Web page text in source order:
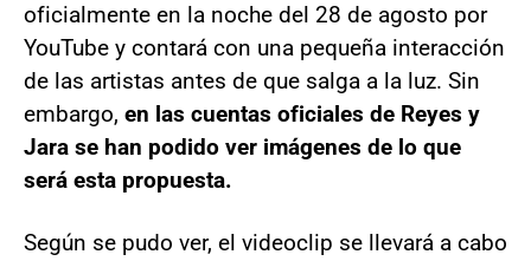
oficialmente en la noche del 28 de agosto por
YouTube y contará con una pequeña interacción
de las artistas antes de que salga a la luz. Sin
embargo, en las cuentas oficiales de Reyes y
Jara se han podido ver imágenes de lo que
será esta propuesta.
Según se pudo ver, el videoclip se llevará a cabo